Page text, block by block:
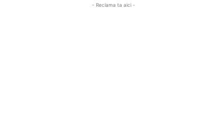
- Reclama ta aici -